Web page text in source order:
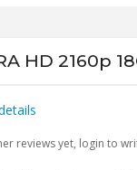
HD 2160p
reviews yet, login to